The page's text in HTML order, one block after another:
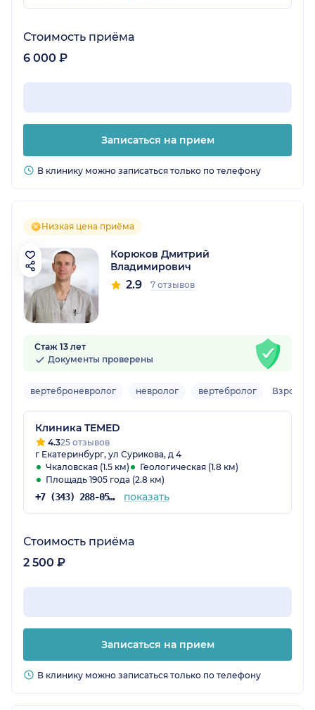
Стоимость приёма
6 000 ₽
Записаться на прием
В клинику можно записаться только по телефону
Низкая цена приёма
Корюков Дмитрий
Владимирович
2.9 7 отзывов
Стаж 13 лет
Документы проверены
вертеброневролог невролог вертебролог
Клиника TEMED
4.325 отзывов
г Екатеринбург, ул Сурикова, д 4
Чкаловская (1.5 км)
Геологическая (1.8 км)
Площадь 1905 года (2.8 км)
+7 (343) 288-05-85 показать
Стоимость приёма
2 500 ₽
Записаться на прием
В клинику можно записаться только по телефону